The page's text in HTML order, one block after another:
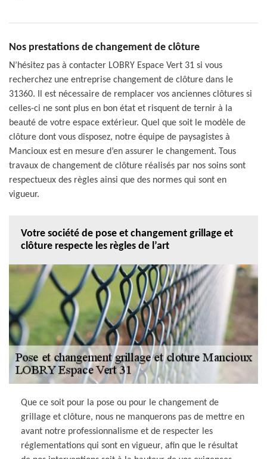
Nos prestations de changement de clôture
N’hésitez pas à contacter LOBRY Espace Vert 31 si vous
recherchez une entreprise changement de clôture dans le
31360. Il est nécessaire de remplacer vos anciennes clôtures si
celles-ci ne sont plus en bon état et risquent de ternir à la
beauté de votre espace extérieur. Quel que soit le modèle de
clôture dont vous disposez, notre équipe de paysagistes à
Mancioux est en mesure d’en assurer le changement. Tous
travaux de changement de clôture réalisés par nos soins sont
respectueux des règles ainsi que des normes qui sont en
vigueur.
Votre société de pose et changement grillage et
clôture respecte les règles de l’art
Que ce soit pour la pose ou pour le changement de
grillage et clôture, nous ne manquerons pas de mettre en
avant notre professionnalisme et de respecter les
réglementations qui sont en vigueur, afin que le résultat